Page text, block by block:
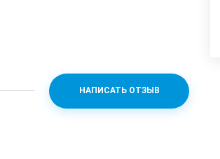
НАПИСАТЬ ОТЗЫВ